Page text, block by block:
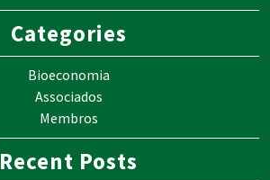
Categories
Bioeconomia
Associados
Membros
Recent Posts